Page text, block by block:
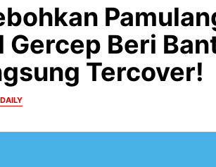
Gercep Beri
Tercover!